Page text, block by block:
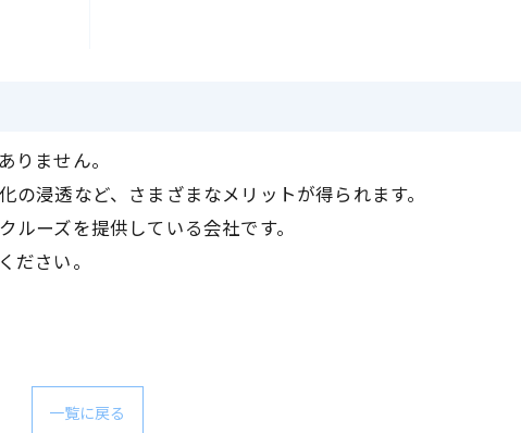
ません。
浸透など、さまざまなメリットが得られます。
ーズを提供している会社です。
ださい。
一覧に戻る